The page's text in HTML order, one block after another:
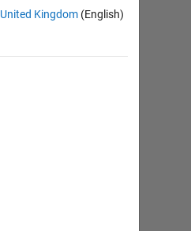
United Kingdom(English)